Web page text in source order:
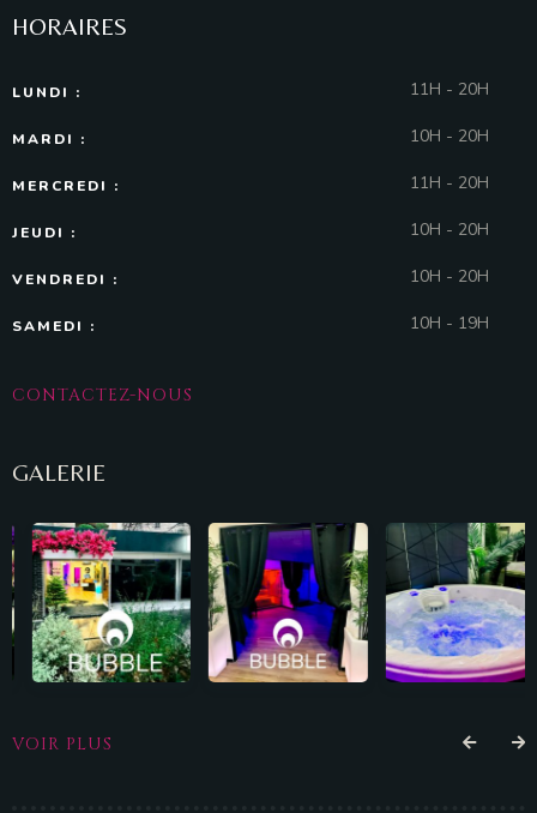
HORAIRES
LUNDI : 11H - 20H
MARDI : 10H - 20H
MERCREDI : 11H - 20H
JEUDI : 10H - 20H
VENDREDI : 10H - 20H
SAMEDI : 10H - 19H
CONTACTEZ-NOUS
GALERIE
VOIR PLUS